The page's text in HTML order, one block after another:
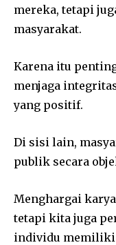
mereka, tetapi
masyarakat.
Karena itu
menjaga
yang positif.
Di sisi lain,
publik secara
Menghargai
tetapi kita juga
individu memiliki